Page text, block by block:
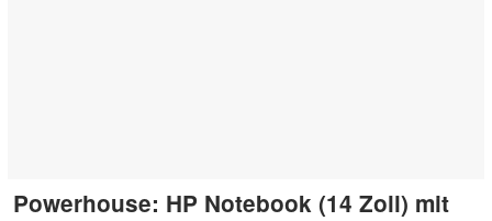
Powerhouse: HP Notebook (14 Zoll) mit